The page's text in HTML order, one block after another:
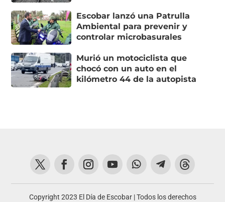
Escobar lanzó una Patrulla
Ambiental para prevenir y
controlar microbasurales
Murió un motociclista que
chocó con un auto en el
kilómetro 44 de la autopista
Copyright 2023 El Día de Escobar | Todos los derechos